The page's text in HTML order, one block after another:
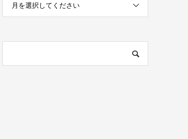
月を選択してください